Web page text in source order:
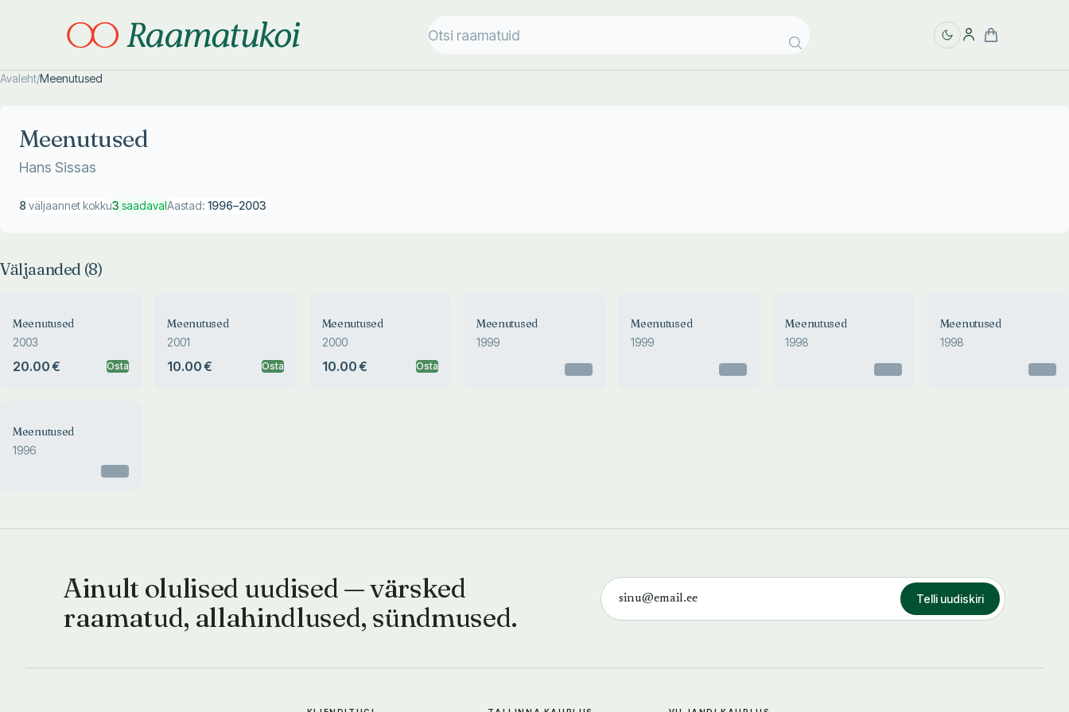
Avaleht/Meenutused
Meenutused
Hans Sissas
8 väljaannet kokku3 saadavalAastad: 1996–2003
Väljaanded (8)
Meenutused
2003
20.00 € Osta
Meenutused
2001
10.00 € Osta
Meenutused
2000
10.00 € Osta
Meenutused
1999
Meenutused
1999
Meenutused
1998
Meenutused
1998
Meenutused
1996
Ainult olulised uudised — värsked
raamatud, allahindlused, sündmused.
Telli uudiskiri